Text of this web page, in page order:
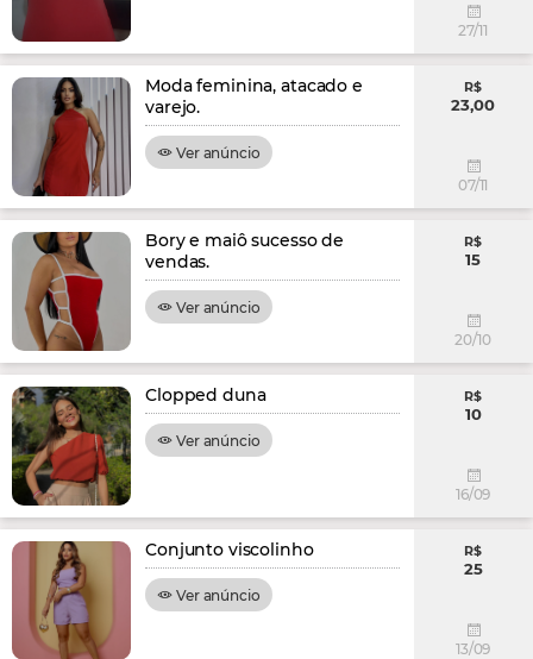
27/11
Moda feminina, atacado e
varejo.
Ver anúncio
R$
23,00
07/11
Bory e maiô sucesso de
vendas.
Ver anúncio
R$
15
20/10
Clopped duna
Ver anúncio
R$
10
16/09
Conjunto viscolinho
Ver anúncio
R$
25
13/09